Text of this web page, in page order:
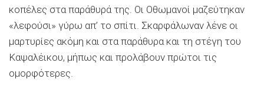
κοπέλες στα παράθυρά της. Οι Οθωμανοί μαζεύτηκαν
«λεφούσι» γύρω απ’ το σπίτι. Σκαρφάλωναν λένε οι
μαρτυρίες ακόμη και στα παράθυρα και τη στέγη του
Καψαλέικου, μήπως και προλάβουν πρώτοι τις
ομορφότερες.